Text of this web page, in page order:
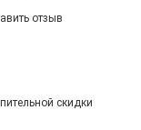
отзыв
скидки